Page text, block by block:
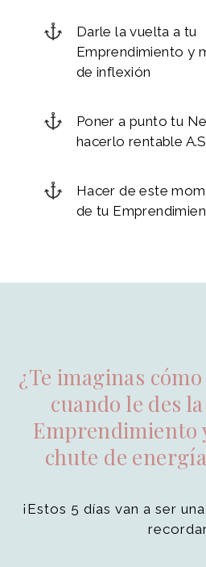
Darle la vuelta a tu
Emprendimiento y
de inflexión
Poner a punto tu
hacerlo rentable
Hacer de este
de tu
¿Te imaginas
cuando le des
Emprendimiento
chute de
¡Estos 5 días van a ser